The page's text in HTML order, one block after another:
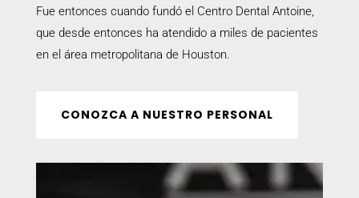
Fue entonces cuando fundó el Centro Dental Antoine,
que desde entonces ha atendido a miles de pacientes
en el área metropolitana de Houston.
CONOZCA A NUESTRO PERSONAL